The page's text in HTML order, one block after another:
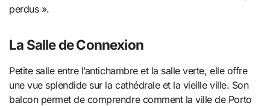
perdus ».
La Salle de Connexion
Petite salle entre l’antichambre et la salle verte, elle offre
une vue splendide sur la cathédrale et la vieille ville. Son
balcon permet de comprendre comment la ville de Porto